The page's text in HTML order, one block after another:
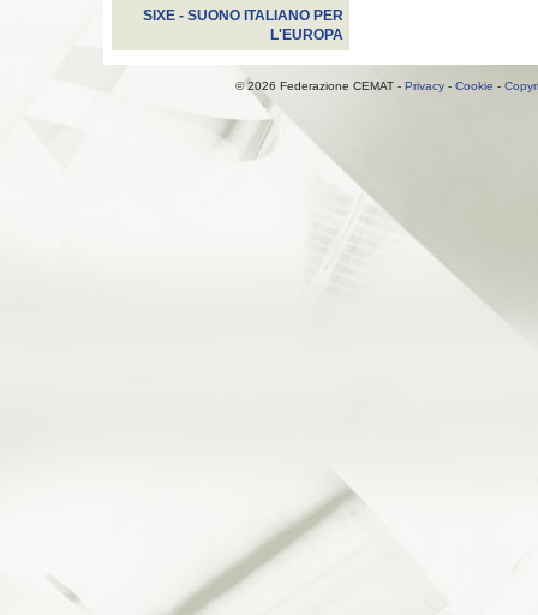
SIXE - SUONO ITALIANO PER
L'EUROPA
© 2026 Federazione CEMAT - Privacy- Cookie -